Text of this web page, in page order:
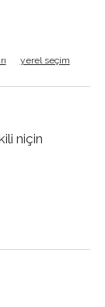
yerel seçim
niçin